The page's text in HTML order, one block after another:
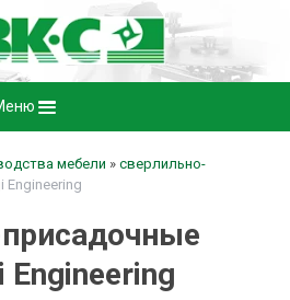
мебели » сверлильно-
Engineering
Engineering